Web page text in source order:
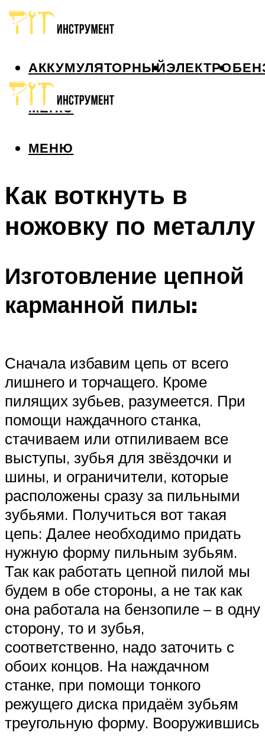
АККУМУЛЯТОРНЫЙЭЛЕКТРО
МЕНЮ
МЕНЮ
Как воткнуть в
ножовку по металлу
Изготовление цепной
карманной пилы:
Сначала избавим цепь от всего
лишнего и торчащего. Кроме
пилящих зубьев, разумеется. При
помощи наждачного станка,
стачиваем или отпиливаем все
выступы, зубья для звёздочки и
шины, и ограничители, которые
расположены сразу за пильными
зубьями. Получиться вот такая
цепь: Далее необходимо придать
нужную форму пильным зубьям.
Так как работать цепной пилой мы
будем в обе стороны, а не так как
она работала на бензопиле – в одну
сторону, то и зубья,
соответственно, надо заточить с
обоих концов. На наждачном
станке, при помощи тонкого
режущего диска придаём зубьям
треугольную форму. Вооружившись